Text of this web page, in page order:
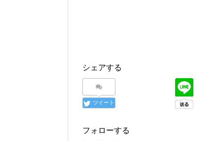
シェアする
ツイート
フォローする